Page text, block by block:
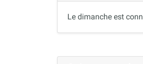
Le dimanche est